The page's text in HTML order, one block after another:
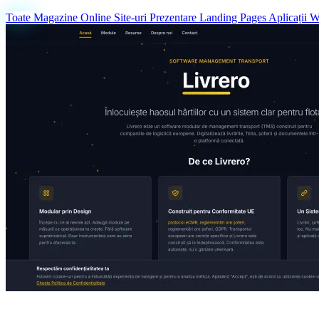
Creare Magazin Online
eCommerce cu plăți și inventar integrat
Mini-Audit Gratuit
Toate Magazine Online Site-uri Prezentare Landing Pages Aplicații